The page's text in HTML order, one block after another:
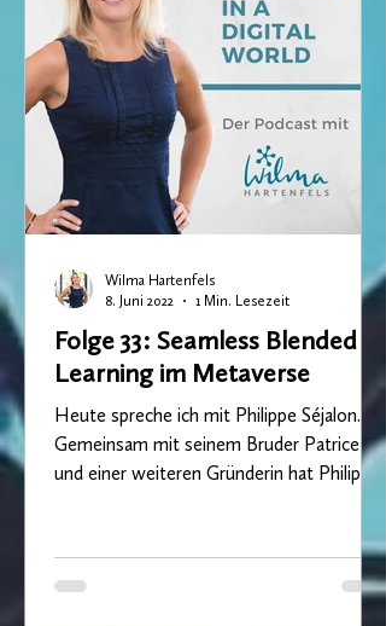
Folge 33: Seamless Blended
Learning im Metaverse
Heute spreche ich mit Philippe Séjalon.
Gemeinsam mit seinem Bruder Patrice
und einer weiteren Gründerin hat Philippe
Wilma Hartenfels
8. Juni 2022
1 Min. Lesezeit